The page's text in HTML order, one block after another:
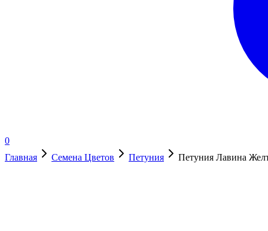
0
Главная
Семена Цветов Петуния Петуния Лавина